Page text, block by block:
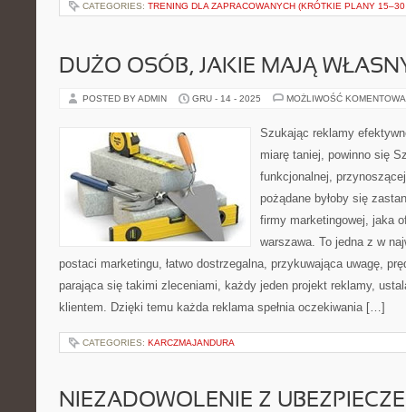
CATEGORIES: TRENING DLA ZAPRACOWANYCH (KRÓTKIE PLANY
DUŻO OSÓB, JAKIE MAJĄ
POSTED BY ADMIN GRU - 14 - 2025 MOŻLIWOŚĆ
Szukając reklamy
miarę taniej, powinno się
funkcjonalnej,
pożądane byłoby się
firmy marketingowej, jaka
warszawa. To jedna z w
postaci marketingu, łatwo dostrzegalna, przykuwająca uwagę,
parająca się takimi zleceniami, każdy jeden projekt reklamy,
klientem. Dzięki temu każda reklama spełnia oczekiwania […]
CATEGORIES: KARCZMAJANDURA
NIEZADOWOLENIE Z